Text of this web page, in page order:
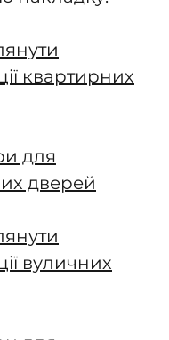
квартирних
для
дверей
вуличних